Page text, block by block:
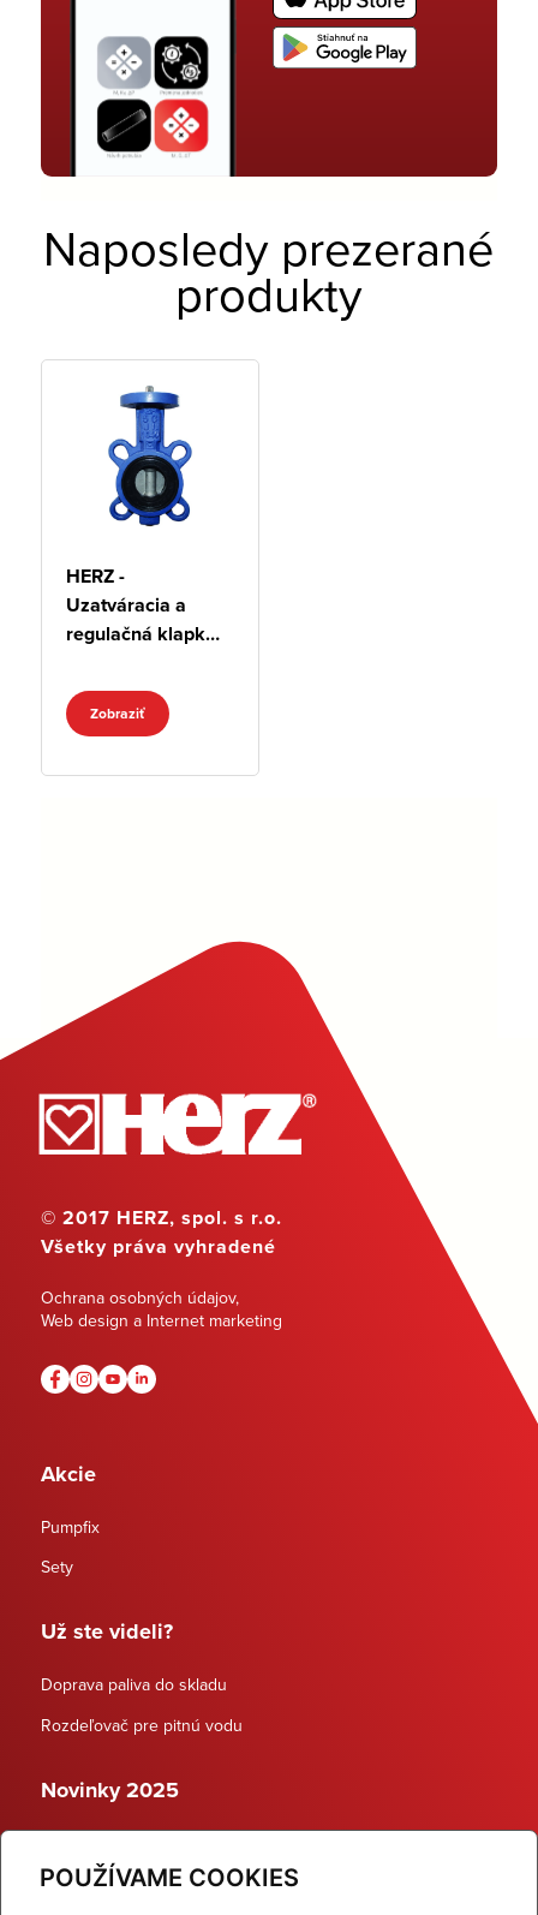
POUŽÍVAME COOKIES
Naposledy prezerané
produkty
HERZ -
Uzatváracia a
regulačná klapka
páky
Zobraziť
© 2017 HERZ, spol. s r.o.
Všetky práva vyhradené
Ochrana osobných údajov,
Web design a Internet marketing
Akcie
Pumpfix
Sety
Už ste videli?
Doprava paliva do skladu
Rozdeľovač pre pitnú vodu
Novinky 2025
Dynamické termostatické ventily